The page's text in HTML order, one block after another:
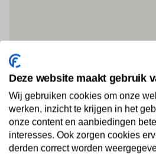
Deze website maakt gebruik
Wij gebruiken cookies om onze
werken, inzicht te krijgen in het
onze content en aanbiedingen
interesses. Ook zorgen cookies
derden correct worden